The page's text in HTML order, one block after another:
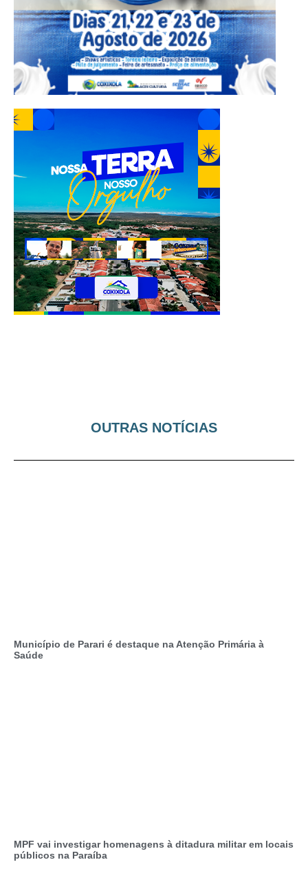
OUTRAS NOTÍCIAS
Município de Parari é destaque na Atenção Primária à
Saúde
MPF vai investigar homenagens à ditadura militar em locais
públicos na Paraíba